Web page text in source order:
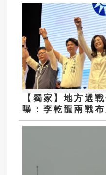
【獨家】地方選
曝：李乾龍兩戰
麗文扛責整合艱